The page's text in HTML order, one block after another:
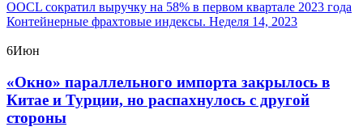
Post
navigation
OOCL сократил выручку на 58% в первом квартале 2023 года
Контейнерные фрахтовые индексы. Неделя 14, 2023
6Июн
«Окно» параллельного импорта закрылось в
Китае и Турции, но распахнулось с другой
стороны